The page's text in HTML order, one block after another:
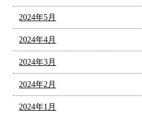
2024年5月
2024年4月
2024年3月
2024年2月
2024年1月